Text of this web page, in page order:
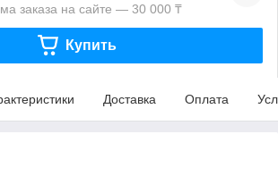
заказа на сайте — 30 000 ₸
Купить
Доставка Оплата